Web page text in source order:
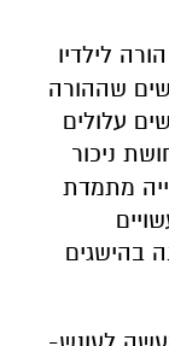
לילדיו
שההורה
עלולים
ניכור
מתמדת
בהישגים